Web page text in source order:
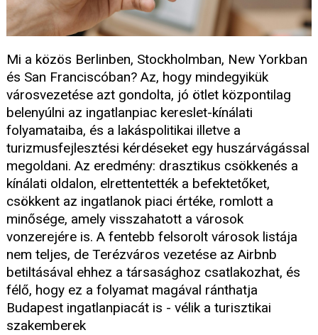
Mi a közös Berlinben, Stockholmban, New Yorkban
és San Franciscóban? Az, hogy mindegyikük
városvezetése azt gondolta, jó ötlet központilag
belenyúlni az ingatlanpiac kereslet-kínálati
folyamataiba, és a lakáspolitikai illetve a
turizmusfejlesztési kérdéseket egy huszárvágással
megoldani. Az eredmény: drasztikus csökkenés a
kínálati oldalon, elrettentették a befektetőket,
csökkent az ingatlanok piaci értéke, romlott a
minősége, amely visszahatott a városok
vonzerejére is. A fentebb felsorolt városok listája
nem teljes, de Terézváros vezetése az Airbnb
betiltásával ehhez a társasághoz csatlakozhat, és
félő, hogy ez a folyamat magával ránthatja
Budapest ingatlanpiacát is - vélik a turisztikai
szakemberek